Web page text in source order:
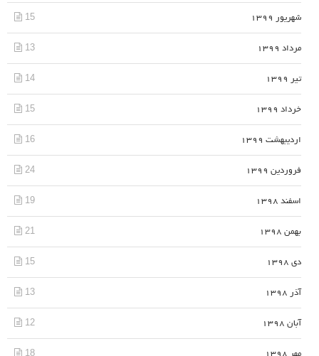
شهریور 1399 15
مرداد 1399 13
تیر 1399 14
خرداد 1399 15
اردیبهشت 1399 16
فروردین 1399 24
اسفند 1398 19
بهمن 1398 21
دی 1398 15
آذر 1398 13
آبان 1398 12
مهر 1398 18